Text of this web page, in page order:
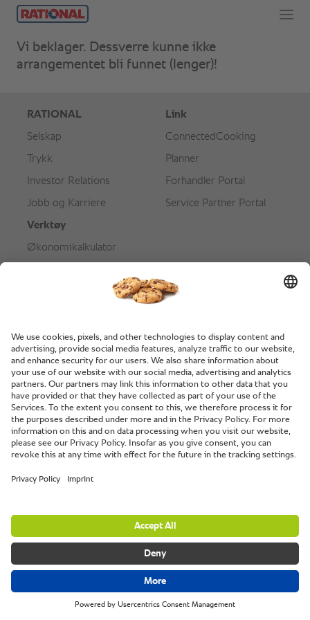
Vi beklager. Dessverre kunne ikke
arrangementet bli funnet (lenger)!